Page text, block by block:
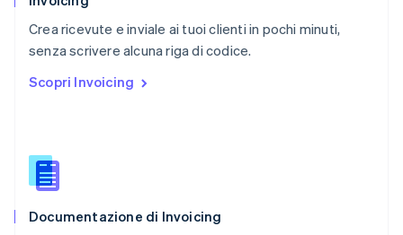
Crea ricevute e inviale ai tuoi clienti in pochi minuti,
senza scrivere alcuna riga di codice.
Scopri Invoicing
Documentazione di Invoicing
English
Regno Unito
English
English
English
Slovacchia
Slovenia